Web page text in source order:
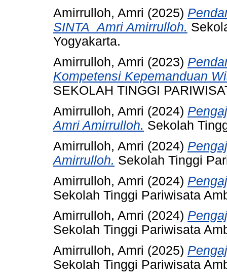
Amirrulloh, Amri (2025)
SINTA_Amri Amirrulloh.
Yogyakarta.
Amirrulloh, Amri (2023)
Kompetensi Kepemanduan
SEKOLAH TINGGI
Amirrulloh, Amri (2024)
Amri Amirrulloh. Sekolah
Amirrulloh, Amri (2024)
Amirrulloh. Sekolah Tinggi
Amirrulloh, Amri (2024)
Sekolah Tinggi Pariwisata
Amirrulloh, Amri (2024)
Sekolah Tinggi Pariwisata
Amirrulloh, Amri (2025)
Sekolah Tinggi Pariwisata